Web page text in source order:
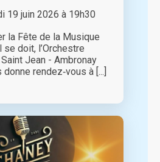
19 juin 2026 à 19h30
la Fête de la Musique
se doit, l’Orchestre
Saint Jean - Ambronay
rendez‑vous à [...]